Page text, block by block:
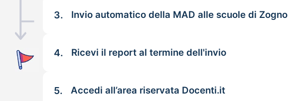
3. Invio automatico della MAD alle scuole di Zogno
4. Ricevi il report al termine dell'invio
5. Accedi all’area riservata Docenti.it